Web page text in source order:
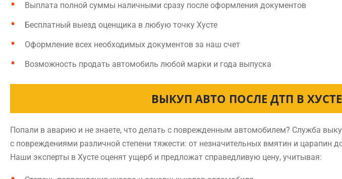
Выплата полной суммы наличными сразу после оформления документов
Бесплатный выезд оценщика в любую точку Хусте
Оформление всех необходимых документов за наш счет
Возможность продать автомобиль любой марки и года выпуска
ВЫКУП АВТО ПОСЛЕ ДТП В
Попали в аварию и не знаете, что делать с поврежденным автомобилем? Служба
с повреждениями различной степени тяжести: от незначительных вмятин и царапин
Наши эксперты в Хусте оценят ущерб и предложат справедливую цену, учитывая: